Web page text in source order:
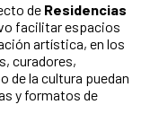
de Residencias
facilitar espacios
artística, en los
curadores,
de la cultura puedan
y formatos de